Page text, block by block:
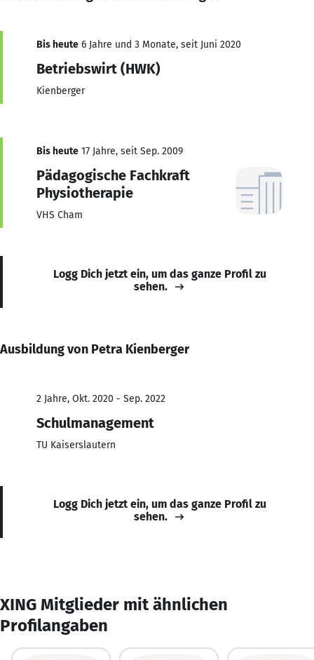
Bis heute 6 Jahre und 3 Monate, seit Juni 2020
Betriebswirt (HWK)
Kienberger
Bis heute 17 Jahre, seit Sep. 2009
Pädagogische Fachkraft
Physiotherapie
VHS Cham
Logg Dich jetzt ein, um das ganze Profil zu
sehen.
Ausbildung von Petra Kienberger
2 Jahre, Okt. 2020 - Sep. 2022
Schulmanagement
TU Kaiserslautern
Logg Dich jetzt ein, um das ganze Profil zu
sehen.
XING Mitglieder mit ähnlichen
Profilangaben